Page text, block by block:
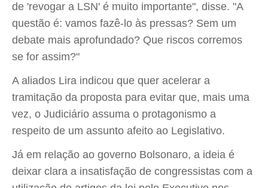
de 'revogar a LSN' é muito importante", disse. "A
questão é: vamos fazê-lo às pressas? Sem um
debate mais aprofundado? Que riscos corremos
se for assim?"
A aliados Lira indicou que quer acelerar a
tramitação da proposta para evitar que, mais uma
vez, o Judiciário assuma o protagonismo a
respeito de um assunto afeito ao Legislativo.
Já em relação ao governo Bolsonaro, a ideia é
deixar clara a insatisfação de congressistas com a